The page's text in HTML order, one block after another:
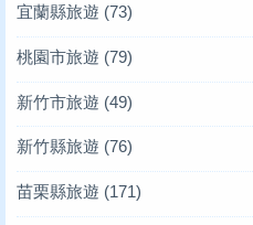
宜蘭縣旅遊 (73)
桃園市旅遊 (79)
新竹市旅遊 (49)
新竹縣旅遊 (76)
苗栗縣旅遊 (171)